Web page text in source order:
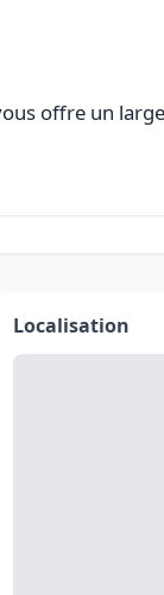
offre un
Localisation